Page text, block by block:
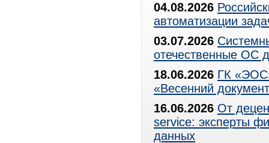
04.08.2026
автоматизации
03.07.2026
отечественные ОС
18.06.2026 ГК
«Весенний
16.06.2026 От
service: эксперты
данных